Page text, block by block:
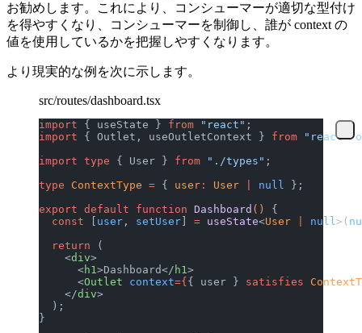
お勧めします。これにより、コンシューマーが適切な型付け
を得やすくなり、コンシューマーを制御し、誰が context の
値を使用しているかを把握しやすくなります。
より現実的な例を次に示します。
src/routes/dashboard.tsx
import { useState } from "react" ;
import { Outlet, useOutletContext } from "react-
import type { User } from "./types" ;
type ContextType = { user : User null
};
export default function Dashboard () {
  const
[ user , setUser] = useState<User null >(
  return
(
    <
div>
      <
h1 >Dashboard</ h1 >
      <
Outlet context={{ user } satisfies
    </
div>
  );
}